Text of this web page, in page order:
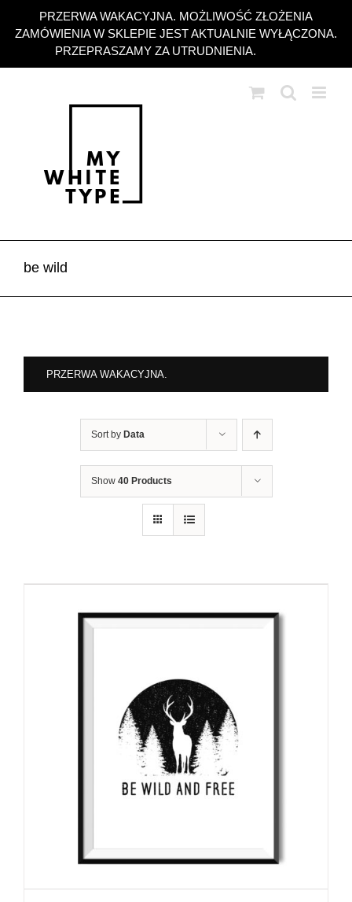
PRZERWA WAKACYJNA. MOŻLIWOŚĆ ZŁOŻENIA
ZAMÓWIENIA W SKLEPIE JEST AKTUALNIE WYŁĄCZONA.
PRZEPRASZAMY ZA UTRUDNIENIA.
zawartości
be wild
PRZERWA WAKACYJNA.
Sort by Data
Show 40 Products